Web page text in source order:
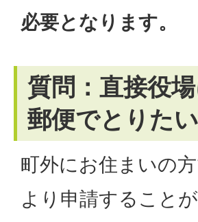
必要となります。
質問：直接役
郵便でとりた
町外にお住まいの
より申請すること